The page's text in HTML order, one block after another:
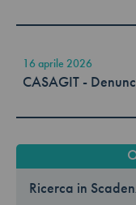
16 aprile 2026
CASAGIT -
Ricerca in